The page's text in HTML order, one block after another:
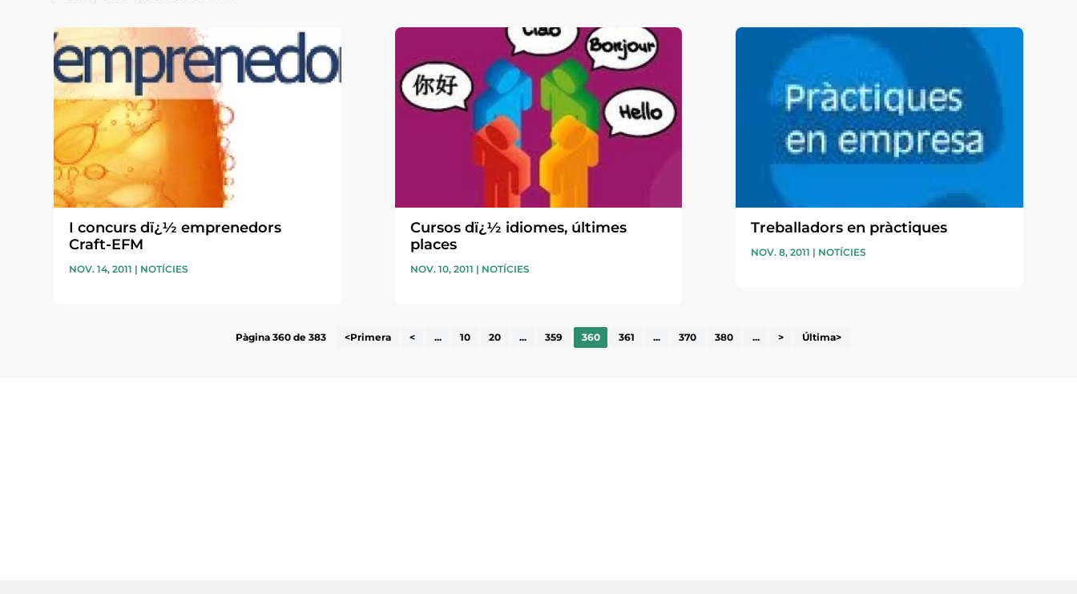
I concurs dï¿½ emprenedors
Craft-EFM
NOV. 14, 2011 | NOTÍCIES
Cursos dï¿½ idiomes, últimes
places
NOV. 10, 2011 | NOTÍCIES
Treballadors en pràctiques
NOV. 8, 2011 | NOTÍCIES
Pàgina 360 de 383 <Primera < ... 10 20 ... 359 360 361 ... 370 380 ... > Última>